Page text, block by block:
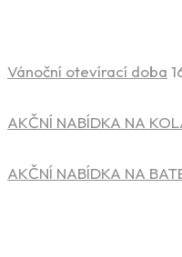
Vánoční otevírací doba
AKČNÍ NABÍDKA NA
AKČNÍ NABÍDKA NA